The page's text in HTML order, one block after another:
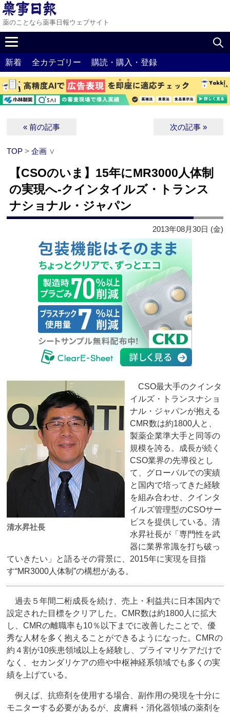
薬のことなら薬事日報ウェブサイト
新着 全カテゴリー 購読・購入・登録
« 前の記事 次の記事 »
TOP >企画 ∨
【CSOのいま】15年にMR3000人体制
の実現へ‐クインタイルズ・トランス
ナショナル・ジャパン
2013年08月30日 (金)
清水昇社長
CSO最大手のクインタ
イルズ・トランスナショ
ナル・ジャパンが抱える
CMR数は約1800人と、
製薬企業準大手と同等の
規模を誇る。成長が続く
CSO業界の先導役とし
て、グローバルでの実績
と国内で培ってきた経験
を組み合わせ、クインタ
イルズ管理型のCSOサー
ビスを提供している。清
水昇社長が「専門性を武
器に業界常識を打ち破っ
ていきたい」と語るその背景に、2015年に実現を目指
す“MR3000人体制”の構想がある。
過去５年間二桁成長を続け、売上・利益共に日本国内で
設定された目標をクリアした。CMR数は約1800人に拡大
し、CMRの離職率も10％以下までに改善したことで、優
秀な人材を多く抱えることができるようになった。CMRの
約４割が10疾患領域以上を経験し、プライマリケアだけで
なく、セカンダリケアの癌や中枢神経系領域でも多くの実
績を上げている。
例えば、抗癌剤を使用する場合、副作用の発現を十分に
モニターする必要があるが、皮膚科・消化器領域の薬剤を